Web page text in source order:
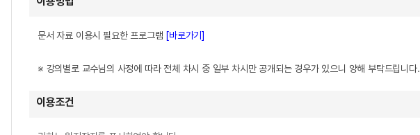
문서 자료 이용시 필요한 프로그램 [바로가기]
※ 강의별로 교수님의 사정에 따라 전체 차시 중 일부 차시만 공개되는 경우가 있으니 양해 부탁드립니다.
이용조건